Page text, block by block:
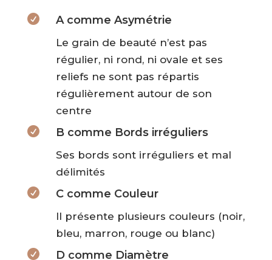
 A comme Asymétrie
Le grain de beauté n’est pas
régulier, ni rond, ni ovale et ses
reliefs ne sont pas répartis
régulièrement autour de son
centre

B comme Bords irréguliers
Ses bords sont irréguliers et mal
délimités

C comme Couleur
Il présente plusieurs couleurs (noir,
bleu, marron, rouge ou blanc)

D comme Diamètre